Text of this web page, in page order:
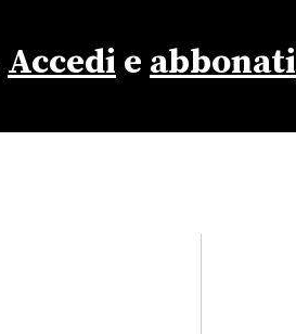
Accedi e abbonati